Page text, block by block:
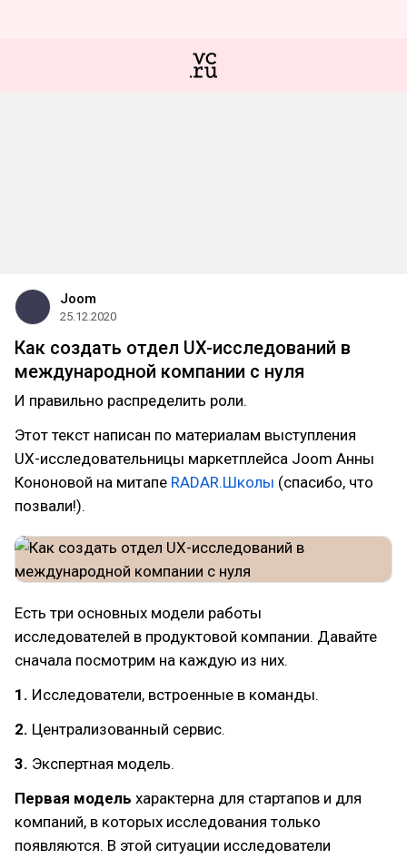
Joom
25.12.2020
Как создать отдел UX-исследований в
международной компании с нуля
И правильно распределить роли.
Этот текст написан по материалам выступления
UX-исследовательницы маркетплейса Joom Анны
Кононовой на митапе RADAR.Школы (спасибо, что
позвали!).
Есть три основных модели работы
исследователей в продуктовой компании. Давайте
сначала посмотрим на каждую из них.
1. Исследователи, встроенные в команды.
2. Централизованный сервис.
3. Экспертная модель.
Первая модель характерна для стартапов и для
компаний, в которых исследования только
появляются. В этой ситуации исследователи